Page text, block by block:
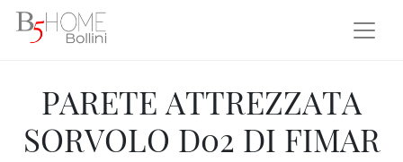
PARETE ATTREZZATA
SORVOLO D02 DI FIMAR